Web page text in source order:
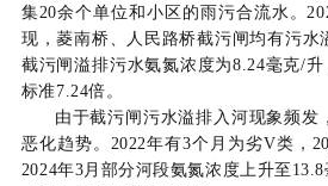
集20余个单位和小区的雨污合流水。
现，菱南桥、人民路桥截污闸均有污水
截污闸溢排污水氨氮浓度为8.24毫克/
标准7.24倍。
由于截污闸污水溢排入河现象频发
恶化趋势。2022年有3个月为劣V类，
2024年3月部分河段氨氮浓度上升至13.8